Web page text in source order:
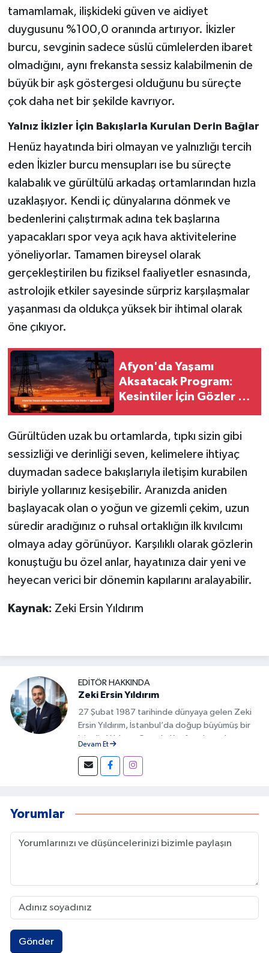
tamamlamak, ilişkideki güven ve aidiyet
duygusunu %100,0 oranında artırıyor. İkizler
burcu, sevginin sadece süslü cümlelerden ibaret
olmadığını, aynı frekansta sessiz kalabilmenin de
büyük bir aşk göstergesi olduğunu bu süreçte
çok daha net bir şekilde kavrıyor.
Yalnız İkizler İçin Bakışlarla Kurulan Derin Bağlar
Henüz hayatında biri olmayan ve yalnızlığı tercih
eden İkizler burcu mensupları ise bu süreçte
kalabalık ve gürültülü arkadaş ortamlarından hızla
uzaklaşıyor. Kendi iç dünyalarına dönmek ve
bedenlerini çalıştırmak adına tek başlarına
yapacakları spor veya açık hava aktivitelerine
yöneliyorlar. Tamamen bireysel olarak
gerçekleştirilen bu fiziksel faaliyetler esnasında,
astrolojik etkiler sayesinde sürpriz karşılaşmalar
yaşanması da oldukça yüksek bir ihtimal olarak
öne çıkıyor.
Afyon'da Yaşamı
Aksatacak Program:
Kesintiler İçin Gözler 7
Gürültüden uzak bu ortamlarda, tıpkı sizin gibi
sessizliği ve derinliği seven, kelimelere ihtiyaç
duymadan sadece bakışlarıyla iletişim kurabilen
biriyle yollarınız kesişebilir. Aranızda aniden
başlayacak olan o yoğun ve gizemli çekim, uzun
süredir aradığınız o ruhsal ortaklığın ilk kıvılcımı
olmaya aday görünüyor. Karşılıklı olarak gözlerin
konuştuğu bu özel anlar, hayatınıza dair yeni ve
heyecan verici bir dönemin kapılarını aralayabilir.
Kaynak: Zeki Ersin Yıldırım
EDITÖR HAKKINDA
Zeki Ersin Yıldırım
27 Şubat 1987 tarihinde dünyaya gelen Zeki
Ersin Yıldırım, İstanbul’da doğup büyümüş bir
isimdir. Yıldırım, Google Keşfet alanında
alanda fark yaratan isimlerden biri olmuştur.
İçeriklerin doğru başlıklarla hazırlanması,
Devam Et
Yorumlar
Gönder